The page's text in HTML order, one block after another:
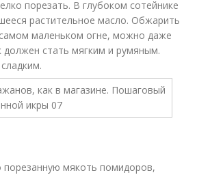
порезать. В глубоком сотейнике
растительное масло. Обжарить
маленьком огне, можно даже
должен стать мягким и румяным.
порезанную мякоть помидоров,